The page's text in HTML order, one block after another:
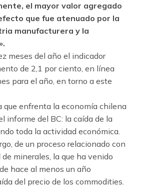
el mayor valor agregado
que fue atenuado por la
manufacturera y la
meses del año el indicador
de 2,1 por ciento, en línea
para el año, en torno a este
que enfrenta la economía chilena
informe del BC: la caída de la
toda la actividad económica.
de un proceso relacionado con
minerales, la que ha venido
hace al menos un año
del precio de los commodities.